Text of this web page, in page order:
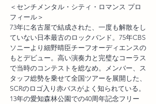
＜センチメンタル・シティ・ロマンス プロ
フィール＞
73年に名古屋で結成された、一度も解散をし
ていない日本最古のロックバンド。75年CBS
ソニーより細野晴臣チーフオーディエンスの
もとデビュー。高い演奏力と完璧なコーラス
で当時のコンテストを総なめ。メンバー、ス
タッフ総勢を乗せて全国ツアーを展開した、
SCRのロゴ入り赤バスがよく知られている。
13年の愛知森林公園での40周年記念フリー